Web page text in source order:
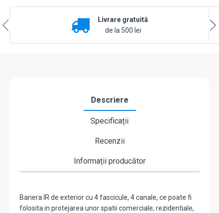
Livrare gratuită
de la 500 lei
Descriere
Specificații
Recenzii
Informații producător
Bariera IR de exterior cu 4 fascicule, 4 canale, ce poate fi
folosita in protejarea unor spatii comerciale, rezidentiale,